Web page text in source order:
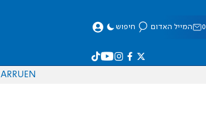
המייל האדום חיפוש
EN
RU
AR